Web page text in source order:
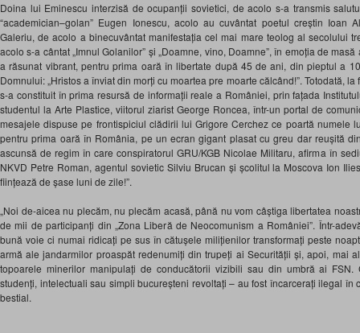
Doina lui Eminescu interzisă de ocupanții sovietici, de acolo s-a transmis
“academician–golan” Eugen Ionescu, acolo au cuvântat poetul creștin Ioan
Galeriu, de acolo a binecuvântat manifestația cel mai mare teolog al secolului
acolo s-a cântat „Imnul Golanilor” și „Doamne, vino, Doamne”, în emoția de
a răsunat vibrant, pentru prima oară în libertate după 45 de ani, din pieptul a
Domnului: „Hristos a înviat din morți cu moartea pre moarte călcând!”. Totodată,
s-a constituit în prima resursă de informații reale a României, prin fațada
studentul la Arte Plastice, viitorul ziarist George Roncea, într-un portal de
mesajele dispuse pe frontispiciul clădirii lui Grigore Cerchez ce poartă numele
pentru prima oară în România, pe un ecran gigant plasat cu greu dar reușită
ascunsă de regim în care conspiratorul GRU/KGB Nicolae Militaru, afirma în
NKVD Petre Roman, agentul sovietic Silviu Brucan și școlitul la Moscova Ion
ființează de șase luni de zile!”.
„Noi de-aicea nu plecăm, nu plecăm acasă, până nu vom câștiga libertatea
de mii de participanți din „Zona Liberă de Neocomunism a României”. Într-
bună voie ci numai ridicați pe sus în cătușele milițienilor transformați peste
armă ale jandarmilor proaspăt redenumiți din trupeți ai Securității și, apoi, mai
topoarele minerilor manipulați de conducătorii vizibili sau din umbră ai
studenți, intelectuali sau simpli bucureșteni revoltați – au fost încarcerați ilegal în
bestial.